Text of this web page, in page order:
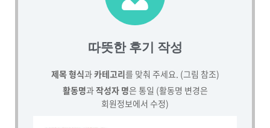
따뜻한 후기 작성
제목 형식과카테고리를 맞춰 주세요. (그림 참조)
활동명과작성자 명은 통일 (활동명 변경은
회원정보에서 수정)